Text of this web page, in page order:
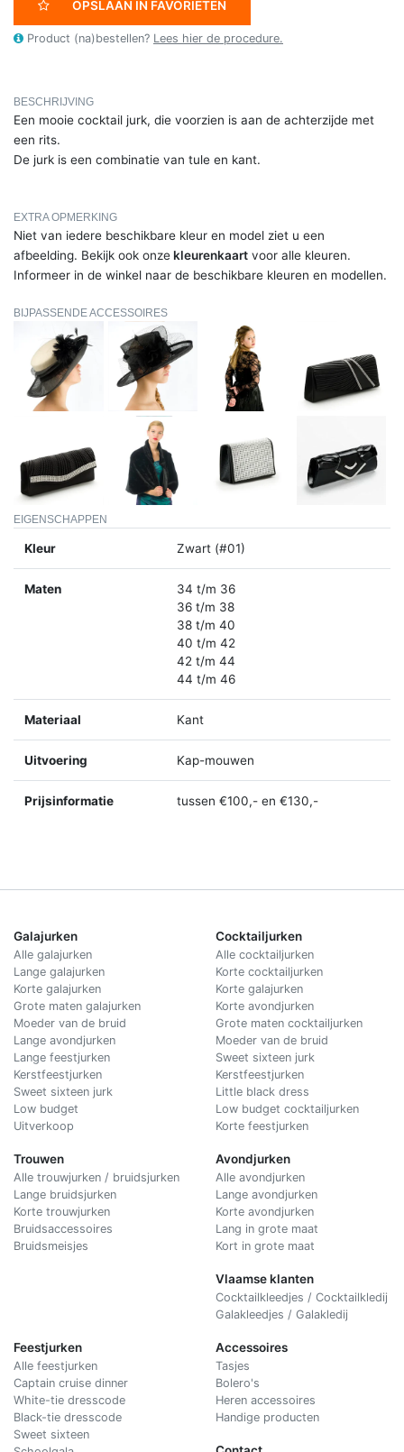
OPSLAAN IN FAVORIETEN
Product (na)bestellen? Lees hier de procedure.
BESCHRIJVING
Een mooie cocktail jurk, die voorzien is aan de achterzijde met
een rits.
De jurk is een combinatie van tule en kant.
EXTRA OPMERKING
Niet van iedere beschikbare kleur en model ziet u een
afbeelding. Bekijk ook onzekleurenkaart voor alle kleuren.
Informeer in de winkel naar de beschikbare kleuren en modellen.
BIJPASSENDE ACCESSOIRES
EIGENSCHAPPEN
Kleur Zwart (#01)
Maten
34 t/m 36
36 t/m 38
38 t/m 40
40 t/m 42
42 t/m 44
44 t/m 46
Materiaal Kant
Uitvoering Kap-mouwen
Prijsinformatie tussen €100,- en €130,-
Galajurken
Alle galajurken
Lange galajurken
Korte galajurken
Grote maten galajurken
Moeder van de bruid
Lange avondjurken
Lange feestjurken
Kerstfeestjurken
Sweet sixteen jurk
Low budget
Uitverkoop
Trouwen
Alle trouwjurken / bruidsjurken
Lange bruidsjurken
Korte trouwjurken
Bruidsaccessoires
Bruidsmeisjes
Cocktailjurken
Alle cocktailjurken
Korte cocktailjurken
Korte galajurken
Korte avondjurken
Grote maten cocktailjurken
Moeder van de bruid
Sweet sixteen jurk
Kerstfeestjurken
Little black dress
Low budget cocktailjurken
Korte feestjurken
Avondjurken
Alle avondjurken
Lange avondjurken
Korte avondjurken
Lang in grote maat
Kort in grote maat
Vlaamse klanten
Cocktailkleedjes / Cocktailkledij
Galakleedjes / Galakledij
Feestjurken
Alle feestjurken
Captain cruise dinner
White-tie dresscode
Black-tie dresscode
Sweet sixteen
Accessoires
Tasjes
Bolero's
Heren accessoires
Handige producten